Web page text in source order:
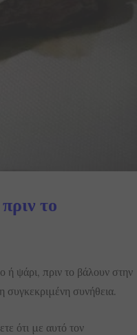
το
ή ψάρι, πριν το βάλουν στην
συνήθεια.
ότι με αυτό τον